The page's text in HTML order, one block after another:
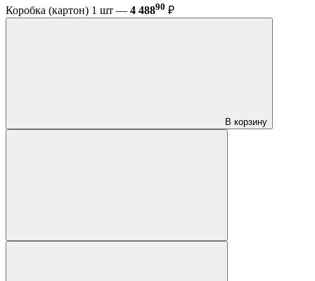
Коробка (картон) 1 шт — 4 48890 ₽
В корзину